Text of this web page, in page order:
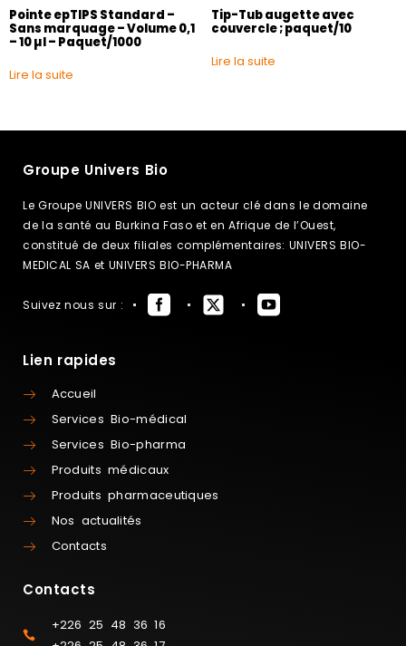
Pointe epTIPS Standard –
Sans marquage – Volume 0,1
– 10 µl – Paquet/1000
Lire la suite
Tip-Tub augette avec
couvercle ; paquet/10
Lire la suite
Groupe Univers Bio
Le Groupe UNIVERS BIO est un acteur clé dans le domaine
de la santé au Burkina Faso et en Afrique de l’Ouest,
constitué de deux filiales complémentaires: UNIVERS BIO-
MEDICAL SA et UNIVERS BIO-PHARMA
Suivez nous sur :
Lien rapides
Accueil
Services Bio-médical
Services Bio-pharma
Produits médicaux
Produits pharmaceutiques
Nos actualités
Contacts
Contacts
+226 25 48 36 16